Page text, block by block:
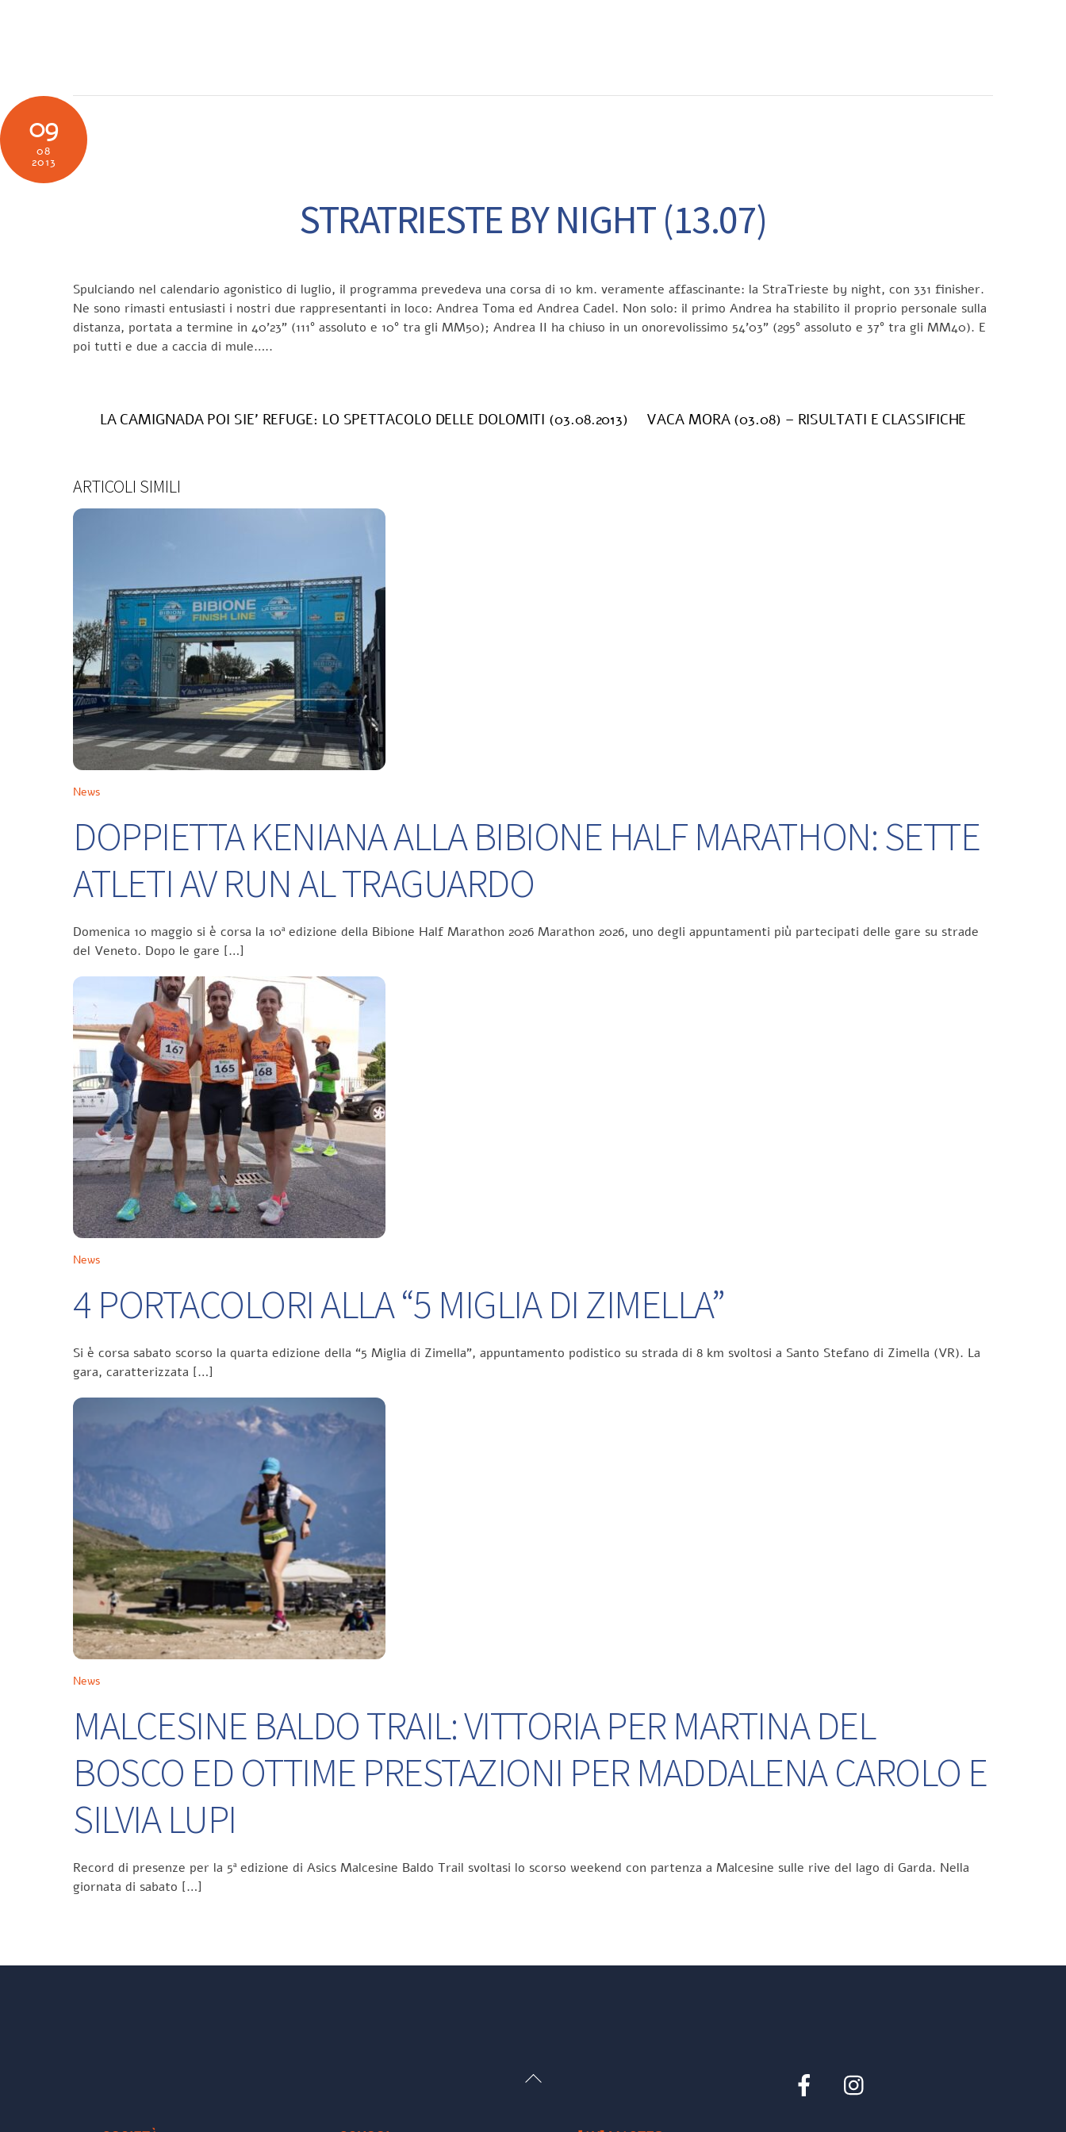
09
08
2013
STRATRIESTE BY NIGHT (13.07)
Spulciando nel calendario agonistico di luglio, il programma prevedeva una corsa di 10 km. veramente affascinante: la StraTrieste by night, con 331 finisher.
Ne sono rimasti entusiasti i nostri due rappresentanti in loco: Andrea Toma ed Andrea Cadel. Non solo: il primo Andrea ha stabilito il proprio personale sulla
distanza, portata a termine in 40’23” (111° assoluto e 10° tra gli MM50); Andrea II ha chiuso in un onorevolissimo 54’03” (295° assoluto e 37° tra gli MM40). E
poi tutti e due a caccia di mule…..
LA CAMIGNADA POI SIE’ REFUGE: LO SPETTACOLO DELLE DOLOMITI (03.08.2013) VACA MORA (03.08) – RISULTATI E CLASSIFICHE
ARTICOLI SIMILI
News
DOPPIETTA KENIANA ALLA BIBIONE HALF MARATHON: SETTE
ATLETI AV RUN AL TRAGUARDO
Domenica 10 maggio si è corsa la 10ª edizione della Bibione Half Marathon 2026 Marathon 2026, uno degli appuntamenti più partecipati delle gare su strade
del Veneto. Dopo le gare […]
News
4 PORTACOLORI ALLA “5 MIGLIA DI ZIMELLA”
Si è corsa sabato scorso la quarta edizione della “5 Miglia di Zimella”, appuntamento podistico su strada di 8 km svoltosi a Santo Stefano di Zimella (VR). La
gara, caratterizzata […]
News
MALCESINE BALDO TRAIL: VITTORIA PER MARTINA DEL
BOSCO ED OTTIME PRESTAZIONI PER MADDALENA CAROLO E
SILVIA LUPI
Record di presenze per la 5ª edizione di Asics Malcesine Baldo Trail svoltasi lo scorso weekend con partenza a Malcesine sulle rive del lago di Garda. Nella
giornata di sabato […]
Back
Facebook